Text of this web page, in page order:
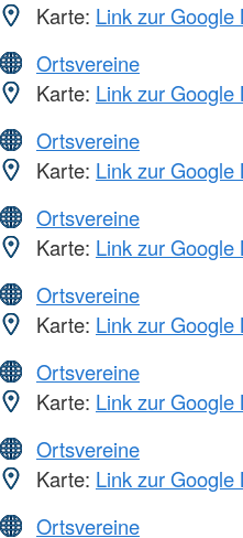
Karte: Link zur Google
Ortsvereine
Karte: Link zur Google
Ortsvereine
Karte: Link zur Google
Ortsvereine
Karte: Link zur Google
Ortsvereine
Karte: Link zur Google
Ortsvereine
Karte: Link zur Google
Ortsvereine
Karte: Link zur Google
Ortsvereine